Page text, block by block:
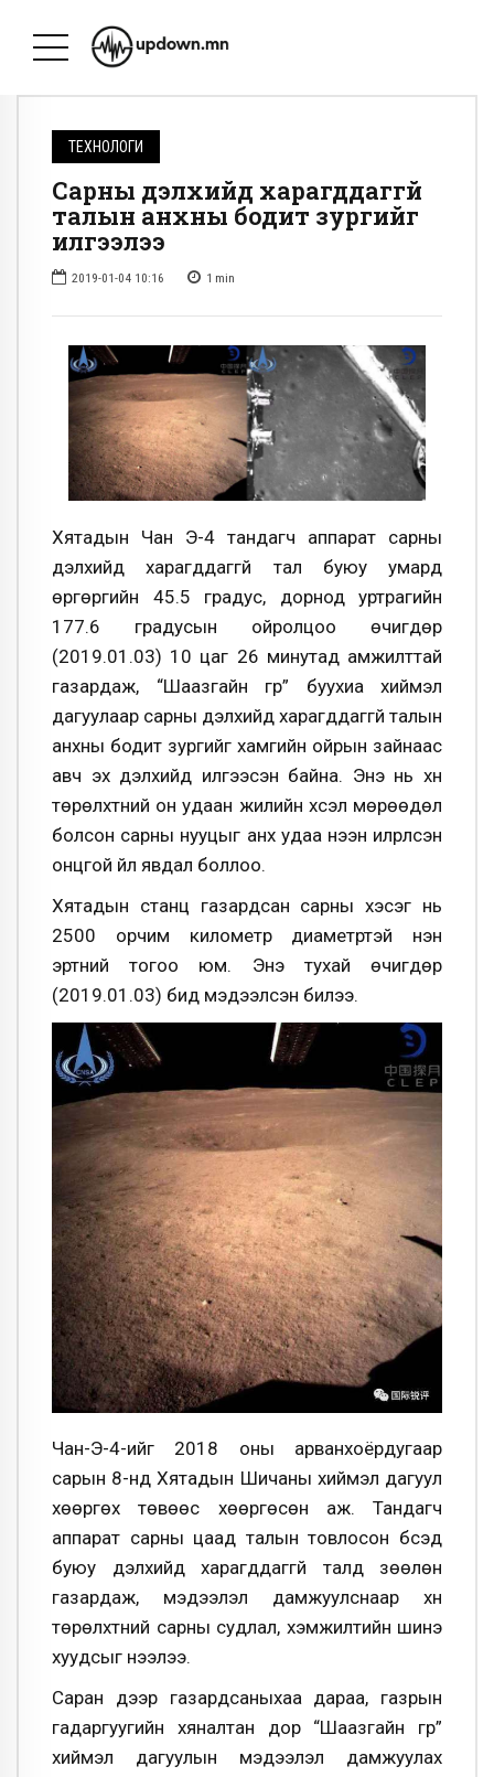
ТЕХНОЛОГИ
Сарны дэлхийд харагддаггүй
талын анхны бодит зургийг
илгээлээ
2019-01-04 10:16 1 min
Хятадын Чан Э-4 тандагч аппарат сарны
дэлхийд харагддаггүй тал буюу умард
өргөргийн 45.5 градус, дорнод уртрагийн
177.6 градусын ойролцоо өчигдөр
(2019.01.03) 10 цаг 26 минутад амжилттай
газардаж, “Шаазгайн гүүр” буухиа хиймэл
дагуулаар сарны дэлхийд харагддаггүй талын
анхны бодит зургийг хамгийн ойрын зайнаас
авч эх дэлхийд илгээсэн байна. Энэ нь хүн
төрөлхтний он удаан жилийн хүсэл мөрөөдөл
болсон сарны нууцыг анх удаа нээн илрүүлсэн
онцгой үйл явдал боллоо.
Хятадын станц газардсан сарны хэсэг нь
2500 орчим километр диаметртэй нэн
эртний тогоо юм. Энэ тухай өчигдөр
(2019.01.03) бид мэдээлсэн билээ.
Чан-Э-4-ийг 2018 оны арванхоёрдугаар
сарын 8-нд Хятадын Шичаны хиймэл дагуул
хөөргөх төвөөс хөөргөсөн аж. Тандагч
аппарат сарны цаад талын товлосон бүсэд
буюу дэлхийд харагддаггүй талд зөөлөн
газардаж, мэдээлэл дамжуулснаар хүн
төрөлхтний сарны судлал, хэмжилтийн шинэ
хуудсыг нээлээ.
Саран дээр газардсаныхаа дараа, газрын
гадаргуугийн хяналтан дор “Шаазгайн гүүр”
хиймэл дагуулын мэдээлэл дамжуулах